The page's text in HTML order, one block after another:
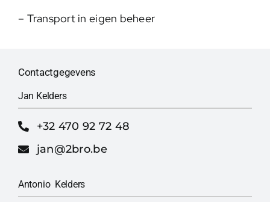
– Transport in eigen beheer
Contactgegevens
Jan Kelders
+32 470 92 72 48
jan@2bro.be
Antonio Kelders